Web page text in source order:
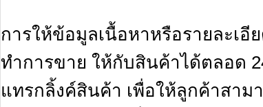
การให้ข้อมูลเนื้อหาหรือรายละเอี
ทำการขาย ให้กับสินค้าได้ตลอด
แทรกลิ้งค์สินค้า เพื่อให้ลูกค้าสาม